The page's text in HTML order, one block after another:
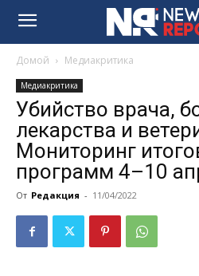
Домой Медиакритика
Медиакритика
Убийство врача,
лекарства и
Мониторинг
программ 4–10
От Редакция - 11/04/2022